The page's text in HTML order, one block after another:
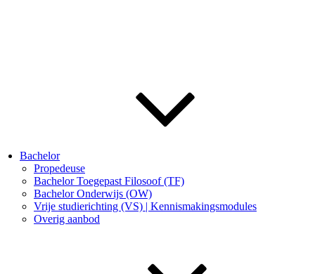
Bachelor
Propedeuse
Bachelor Toegepast Filosoof (TF)
Bachelor Onderwijs (OW)
Vrije studierichting (VS) | Kennismakingsmodules
Overig aanbod